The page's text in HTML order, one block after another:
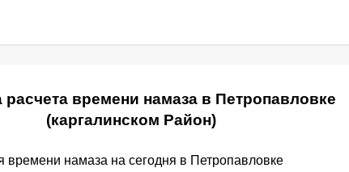
расчета времени намаза в Петропавловке
(каргалинском Район)
времени намаза на сегодня в Петропавловке